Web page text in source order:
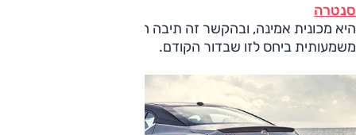
סנטרה
היא מכונית אמינה, ובהקשר זה תיבה ההילוכים שלה משופרת
משמעותית ביחס לזו שבדור הקודם.